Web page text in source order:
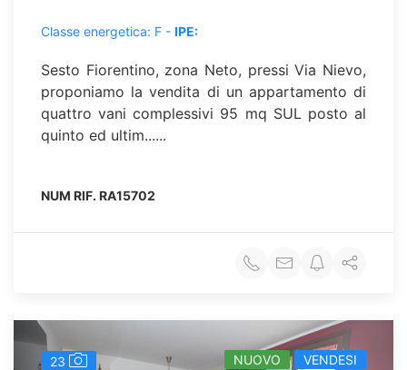
Classe energetica: F - IPE:
Sesto Fiorentino, zona Neto, pressi Via Nievo,
proponiamo la vendita di un appartamento di
quattro vani complessivi 95 mq SUL posto al
quinto ed ultim......
NUM RIF. RA15702
23 NUOVO VENDESI